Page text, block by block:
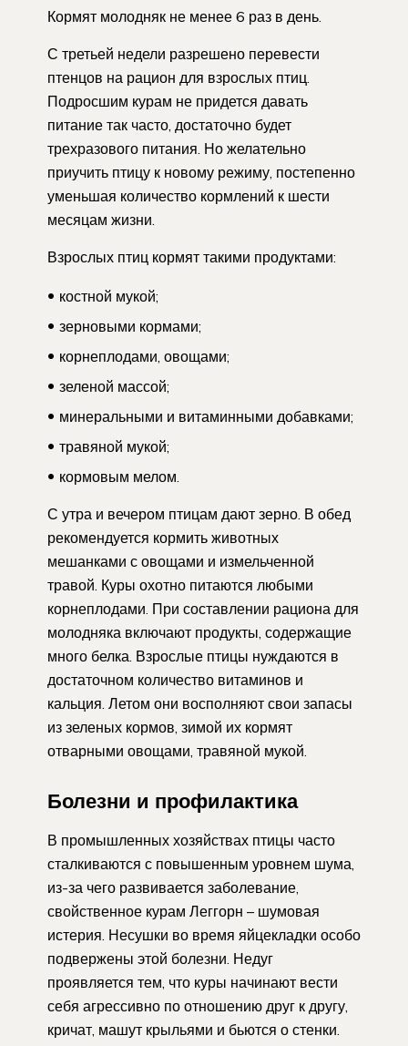
Кормят молодняк не менее 6 раз в день.
С третьей недели разрешено перевести
птенцов на рацион для взрослых птиц.
Подросшим курам не придется давать
питание так часто, достаточно будет
трехразового питания. Но желательно
приучить птицу к новому режиму, постепенно
уменьшая количество кормлений к шести
месяцам жизни.
Взрослых птиц кормят такими продуктами:
костной мукой;
зерновыми кормами;
корнеплодами, овощами;
зеленой массой;
минеральными и витаминными добавками;
травяной мукой;
кормовым мелом.
С утра и вечером птицам дают зерно. В обед
рекомендуется кормить животных
мешанками с овощами и измельченной
травой. Куры охотно питаются любыми
корнеплодами. При составлении рациона для
молодняка включают продукты, содержащие
много белка. Взрослые птицы нуждаются в
достаточном количество витаминов и
кальция. Летом они восполняют свои запасы
из зеленых кормов, зимой их кормят
отварными овощами, травяной мукой.
Болезни и профилактика
В промышленных хозяйствах птицы часто
сталкиваются с повышенным уровнем шума,
из-за чего развивается заболевание,
свойственное курам Леггорн – шумовая
истерия. Несушки во время яйцекладки особо
подвержены этой болезни. Недуг
проявляется тем, что куры начинают вести
себя агрессивно по отношению друг к другу,
кричат, машут крыльями и бьются о стенки.